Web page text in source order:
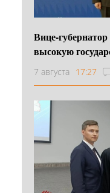
Вице-
высокую
7 августа 17:27